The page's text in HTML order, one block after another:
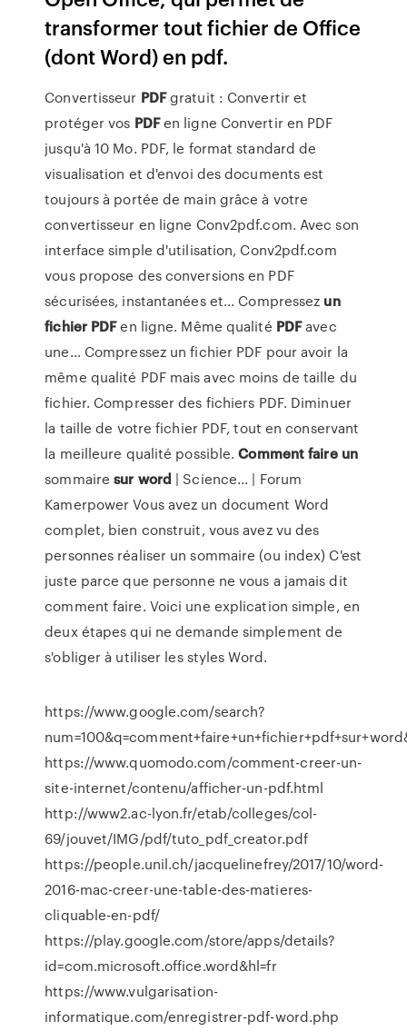
transformer tout fichier de Office
(dont Word) en pdf.
Convertisseur PDFgratuit : Convertir et
protéger vos PDFen ligne Convertir en PDF
jusqu'à 10 Mo. PDF, le format standard de
visualisation et d'envoi des documents est
toujours à portée de main grâce à votre
convertisseur en ligne Conv2pdf.com. Avec son
interface simple d'utilisation, Conv2pdf.com
vous propose des conversions en PDF
sécurisées, instantanées et... Compressez un
fichier PDFen ligne. Même qualité PDFavec
une... Compressez un fichier PDF pour avoir la
même qualité PDF mais avec moins de taille du
fichier. Compresser des fichiers PDF. Diminuer
la taille de votre fichier PDF, tout en conservant
la meilleure qualité possible.Commentfaire un
sommairesur word | Science... | Forum
Kamerpower Vous avez un document Word
complet, bien construit, vous avez vu des
personnes réaliser un sommaire (ou index) C'est
juste parce que personne ne vous a jamais dit
comment faire. Voici une explication simple, en
deux étapes qui ne demande simplement de
s'obliger à utiliser les styles Word.
https://www.google.com/search?
https://www.quomodo.com/comment-creer-un-
site-internet/contenu/afficher-un-pdf.html
http://www2.ac-lyon.fr/etab/colleges/col-
69/jouvet/IMG/pdf/tuto_pdf_creator.pdf
https://people.unil.ch/jacquelinefrey/2017/10/word-
2016-mac-creer-une-table-des-matieres-
cliquable-en-pdf/
https://play.google.com/store/apps/details?
id=com.microsoft.office.word&hl=fr
https://www.vulgarisation-
informatique.com/enregistrer-pdf-word.php